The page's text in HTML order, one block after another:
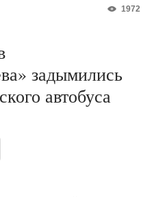
1972
задымились
автобуса